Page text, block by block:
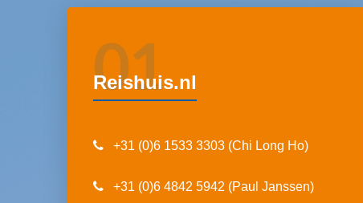
01
Reishuis.nl
+31 (0)6 1533 3303 (Chi Long Ho)
+31 (0)6 4842 5942 (Paul Janssen)